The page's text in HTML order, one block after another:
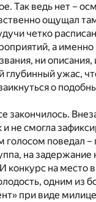
Так ведь нет –
ощущал
четко
а именно
ни
глубинный ужас,
о
закончилось.
не смогла
поведал –
на задержание
конкурс на место
одним из
при виде